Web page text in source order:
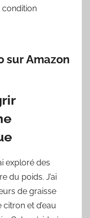
condition
sur Amazon
exploré des
du poids. J’ai
de graisse
et d’eau